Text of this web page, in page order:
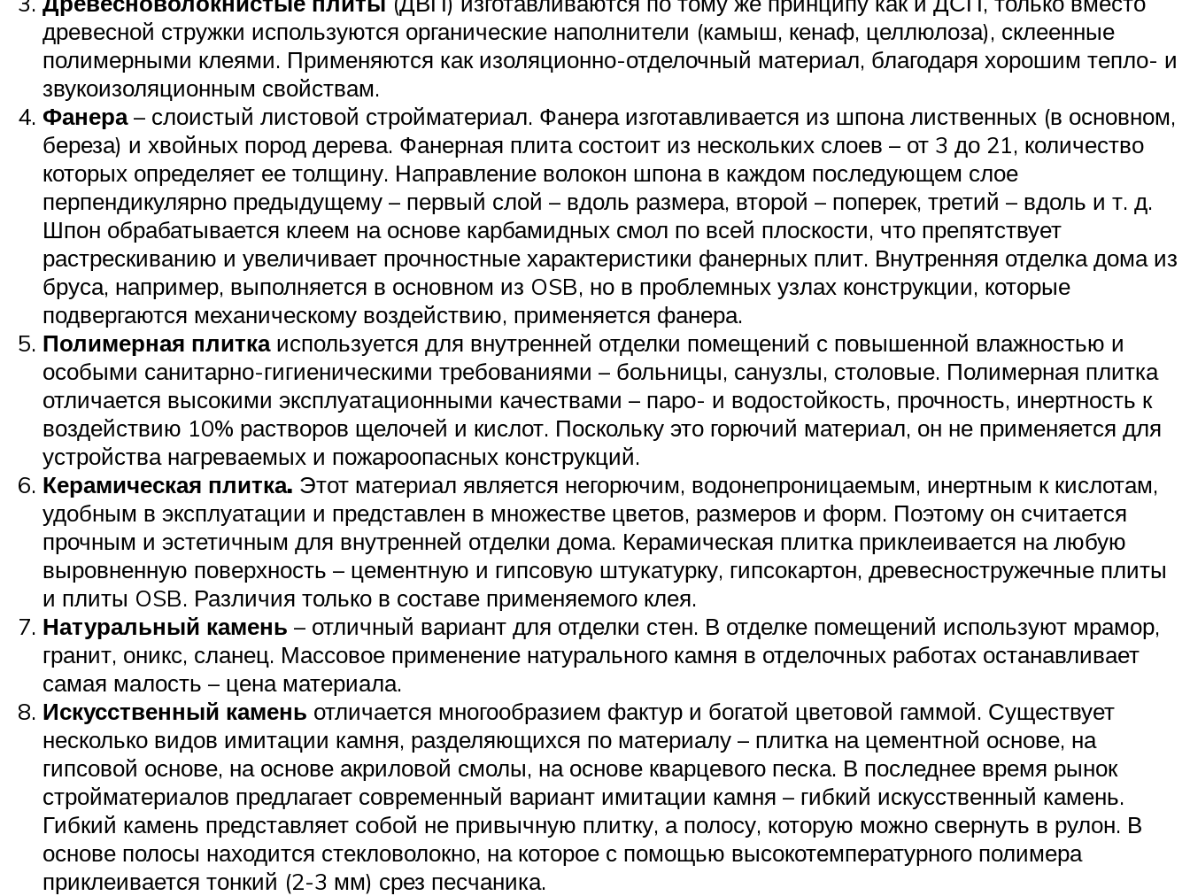
древесной стружки используются органические наполнители (камыш, кенаф, целлюлоза), склеенные
полимерными клеями. Применяются как изоляционно-отделочный материал, благодаря хорошим тепло- и
звукоизоляционным свойствам.
Фанера– слоистый листовой стройматериал. Фанера изготавливается из шпона лиственных (в основном,
береза) и хвойных пород дерева. Фанерная плита состоит из нескольких слоев – от 3 до 21, количество
которых определяет ее толщину. Направление волокон шпона в каждом последующем слое
перпендикулярно предыдущему – первый слой – вдоль размера, второй – поперек, третий – вдоль и т. д.
Шпон обрабатывается клеем на основе карбамидных смол по всей плоскости, что препятствует
растрескиванию и увеличивает прочностные характеристики фанерных плит. Внутренняя отделка дома из
бруса, например, выполняется в основном из OSB, но в проблемных узлах конструкции, которые
подвергаются механическому воздействию, применяется фанера.
Полимерная плиткаиспользуется для внутренней отделки помещений с повышенной влажностью и
особыми санитарно-гигиеническими требованиями – больницы, санузлы, столовые. Полимерная плитка
отличается высокими эксплуатационными качествами – паро- и водостойкость, прочность, инертность к
воздействию 10% растворов щелочей и кислот. Поскольку это горючий материал, он не применяется для
устройства нагреваемых и пожароопасных конструкций.
Керамическая плитка. Этот материал является негорючим, водонепроницаемым, инертным к кислотам,
удобным в эксплуатации и представлен в множестве цветов, размеров и форм. Поэтому он считается
прочным и эстетичным для внутренней отделки дома. Керамическая плитка приклеивается на любую
выровненную поверхность – цементную и гипсовую штукатурку, гипсокартон, древесностружечные плиты
и плиты OSB. Различия только в составе применяемого клея.
Натуральный камень – отличный вариант для отделки стен. В отделке помещений используют мрамор,
гранит, оникс, сланец. Массовое применение натурального камня в отделочных работах останавливает
самая малость – цена материала.
Искусственный камень отличается многообразием фактур и богатой цветовой гаммой. Существует
несколько видов имитации камня, разделяющихся по материалу – плитка на цементной основе, на
гипсовой основе, на основе акриловой смолы, на основе кварцевого песка. В последнее время рынок
стройматериалов предлагает современный вариант имитации камня – гибкий искусственный камень.
Гибкий камень представляет собой не привычную плитку, а полосу, которую можно свернуть в рулон. В
основе полосы находится стекловолокно, на которое с помощью высокотемпературного полимера
приклеивается тонкий (2-3 мм) срез песчаника.